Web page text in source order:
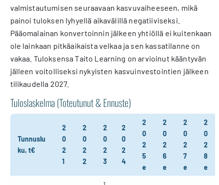
valmistautumisen seuraavaan kasvuvaiheeseen, mikä
painoi tuloksen lyhyellä aikavälillä negatiiviseksi.
Pääomalainan konvertoinnin jälkeen yhtiöllä ei kuitenkaan
ole lainkaan pitkäaikaista velkaa ja sen kassatilanne on
vakaa. Tuloksensa Taito Learning on arvioinut kääntyvän
jälleen voitolliseksi nykyisten kasvuinvestointien jälkeen
tilikaudella 2027.
Tuloslaskelma (Toteutunut & Ennuste)
Tunnuslu
ku, t€
2
0
2
1
2
0
2
2
2
0
2
3
2
0
2
4
2
0
2
5
e
2
0
2
6
e
2
0
2
7
e
2
0
2
8
e